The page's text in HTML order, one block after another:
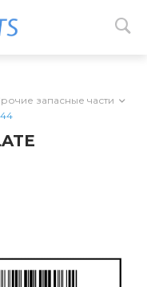
запасные части